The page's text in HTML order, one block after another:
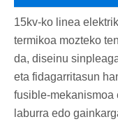
15kv-ko linea
termikoa mozteko
da, diseinu
eta fidagarritasun
fusible-mekanismoa
laburra edo